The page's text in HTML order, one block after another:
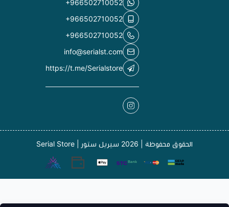
+966502710052
+966502710052
+966502710052
info@serialst.com
https://t.me/Serialstore
الحقوق محفوظة | 2026 سيريل ستور | Serial Store